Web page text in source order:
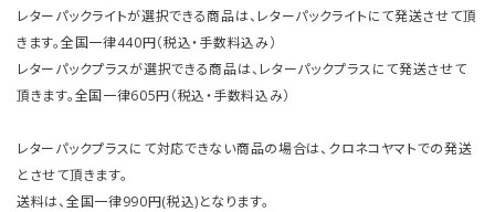
レターパックライトが選択できる商品は、レターパックライトにて発送させて頂
きます。全国一律440円（税込・手数料込み）
レターパックプラスが選択できる商品は、レターパックプラスにて発送させて
頂きます。全国一律605円（税込・手数料込み）
レターパックプラスにて対応できない商品の場合は、クロネコヤマトでの発送
とさせて頂きます。
送料は、全国一律990円(税込)となります。